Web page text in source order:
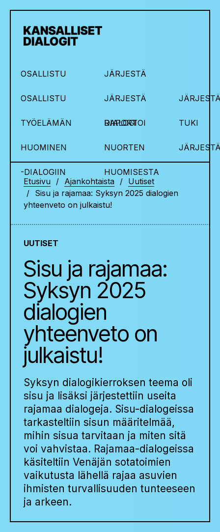
OSALLISTU
OSALLISTU
TYÖELÄMÄN
HUOMINEN
-DIALOGIIN
JÄRJESTÄ
JÄRJESTÄ
DIALOGI
NUORTEN
HUOMISESTA
RAPORTOI TUKI
Etusivu Ajankohtaista
Uutiset
Sisu ja rajamaa: Syksyn 2025 dialogien
yhteenveto on julkaistu!
UUTISET
Sisu ja rajamaa:
Syksyn 2025
dialogien
yhteenveto on
julkaistu!
Syksyn dialogikierroksen teema oli
sisu ja lisäksi järjestettiin useita
rajamaa dialogeja. Sisu-dialogeissa
tarkasteltiin sisun määritelmää,
mihin sisua tarvitaan ja miten sitä
voi vahvistaa. Rajamaa-dialogeissa
käsiteltiin Venäjän sotatoimien
vaikutusta lähellä rajaa asuvien
ihmisten turvallisuuden tunteeseen
ja arkeen.